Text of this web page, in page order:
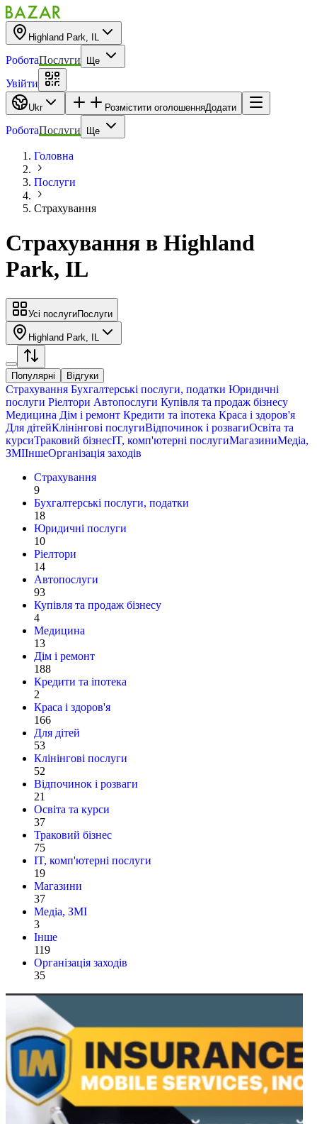
Highland Park, IL
РоботаПослуги Ще
Увійти
Ukr Розмістити оголошенняДодати
РоботаПослуги Ще
Головна
Послуги
Страхування
Страхування в Highland
Park, IL
Усі послугиПослуги
Highland Park, IL
Популярні Відгуки
Страхування Бухгалтерські послуги, податки Юридичні
послуги Ріелтори Автопослуги Купівля та продаж бізнесу
Медицина Дім і ремонт Кредити та іпотека Краса і здоров'я
Для дітейКлінінгові послугиВідпочинок і розвагиОсвіта та
курсиТраковий бізнесIT, комп'ютерні послугиМагазиниМедіа,
ЗМІІншеОрганізація заходів
Страхування
9
Бухгалтерські послуги, податки
18
Юридичні послуги
10
Ріелтори
14
Автопослуги
93
Купівля та продаж бізнесу
4
Медицина
13
Дім і ремонт
188
Кредити та іпотека
2
Краса і здоров'я
166
Для дітей
53
Клінінгові послуги
52
Відпочинок і розваги
21
Освіта та курси
37
Траковий бізнес
75
IT, комп'ютерні послуги
19
Магазини
37
Медіа, ЗМІ
3
Інше
119
Організація заходів
35